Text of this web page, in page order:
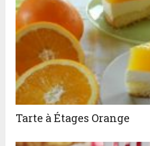
Tarte à Étages Orange